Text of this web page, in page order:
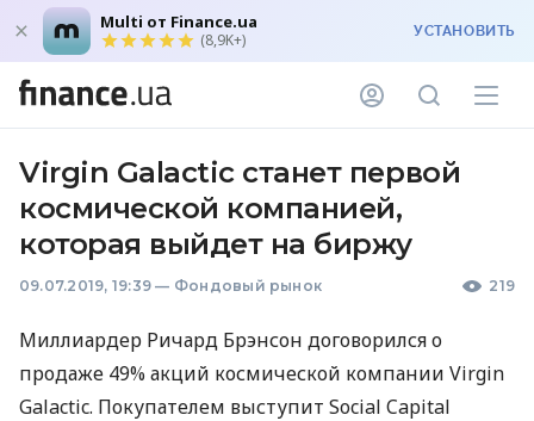
Multi от Finance.ua
(8,9K+) УСТАНОВИТЬ
Virgin Galactic станет первой
космической компанией,
которая выйдет на биржу
09.07.2019, 19:39 — Фондовый рынок 219
Миллиардер Ричард Брэнсон договорился о
продаже 49% акций космической компании Virgin
Galactic. Покупателем выступит Social Capital